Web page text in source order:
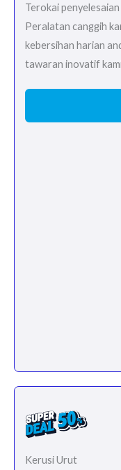
Terokai
Peralatan canggih
kebersihan harian
tawaran inovatif
Kerusi Urut